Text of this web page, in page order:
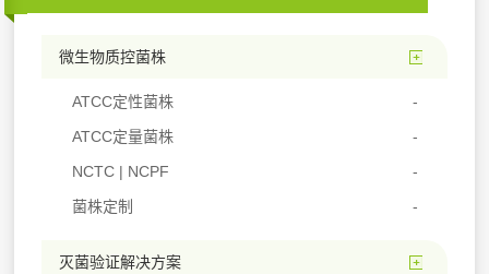
微生物质控菌株
ATCC定性菌株
ATCC定量菌株
NCTC | NCPF
菌株定制
灭菌验证解决方案